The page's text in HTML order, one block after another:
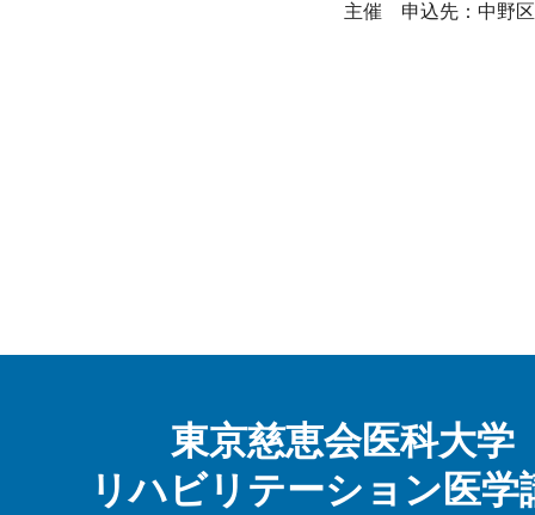
主催　申込先：中野
東京慈恵会医科大学
リハビリテーション医学